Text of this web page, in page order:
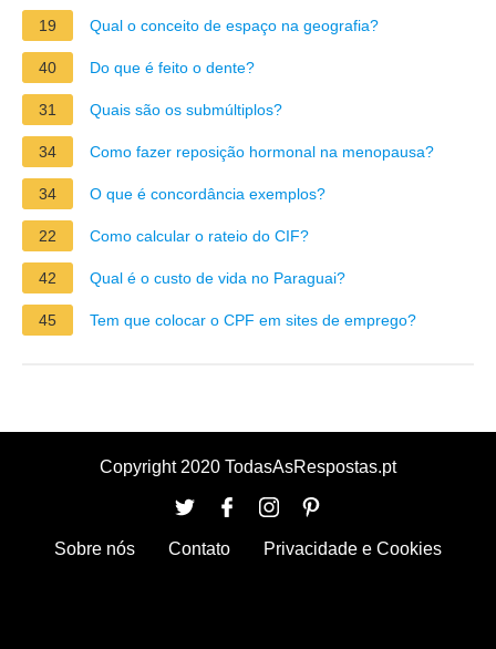
19 Qual o conceito de espaço na geografia?
40 Do que é feito o dente?
31 Quais são os submúltiplos?
34 Como fazer reposição hormonal na menopausa?
34 O que é concordância exemplos?
22 Como calcular o rateio do CIF?
42 Qual é o custo de vida no Paraguai?
45 Tem que colocar o CPF em sites de emprego?
Copyright 2020 TodasAsRespostas.pt
Sobre nós Contato Privacidade e Cookies